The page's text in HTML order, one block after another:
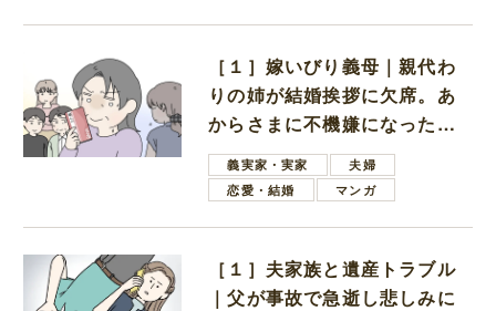
［１］嫁いびり義母｜親代わ
りの姉が結婚挨拶に欠席。あ
からさまに不機嫌になった義
母義実家・実家
夫婦
恋愛・結婚
マンガ
［１］夫家族と遺産トラブル
｜父が事故で急逝し悲しみに